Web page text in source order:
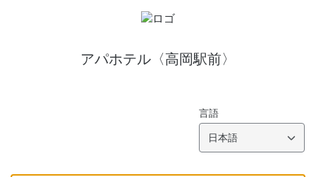
アパホテル〈高岡駅前〉
言語
日本語